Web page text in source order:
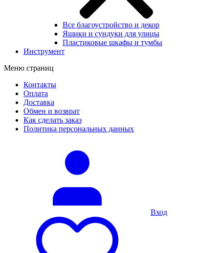
Все благоустройство и декор
Ящики и сундуки для улицы
Пластиковые шкафы и тумбы
Инструмент
Меню страниц
Контакты
Оплата
Доставка
Обмен и возврат
Как сделать заказ
Политика персональных данных
Вход